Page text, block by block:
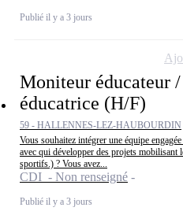
Publié il y a 3 jours
Moniteur éducateur
éducatrice (H/F)
59 - HALLENNES-LEZ-HAUBOURDIN
Vous souhaitez intégrer une équipe
avec qui développer des projets mobilisant
sportifs.) ? Vous avez...
CDI - Non renseigné
Publié il y a 3 jours